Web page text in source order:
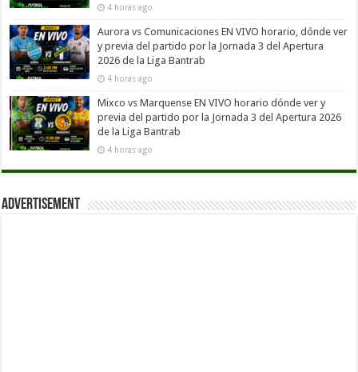
4 horas ago
Aurora vs Comunicaciones EN VIVO horario, dónde ver
y previa del partido por la Jornada 3 del Apertura
2026 de la Liga Bantrab
4 horas ago
Mixco vs Marquense EN VIVO horario dónde ver y
previa del partido por la Jornada 3 del Apertura 2026
de la Liga Bantrab
4 horas ago
Advertisement